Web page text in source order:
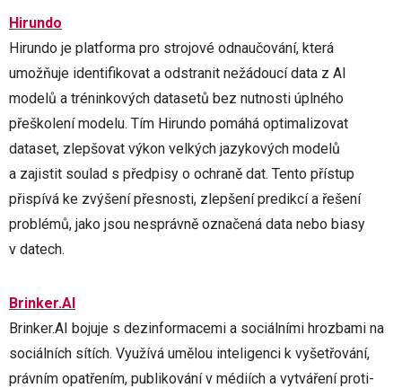
Hirundo
Hirundo je platforma pro strojové odnaučování, která
umožňuje identifikovat a odstranit nežádoucí data z AI
modelů a tréninkových datasetů bez nutnosti úplného
přeškolení modelu. Tím Hirundo pomáhá optimalizovat
dataset, zlepšovat výkon velkých jazykových modelů
a zajistit soulad s předpisy o ochraně dat. Tento přístup
přispívá ke zvýšení přesnosti, zlepšení predikcí a řešení
problémů, jako jsou nesprávně označená data nebo biasy
v datech.
Brinker.AI
Brinker.AI bojuje s dezinformacemi a sociálními hrozbami na
sociálních sítích. Využívá umělou inteligenci k vyšetřování,
právním opatřením, publikování v médiích a vytváření proti-